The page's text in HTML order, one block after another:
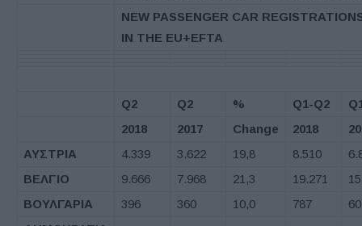
NEW PASSENGER CAR
IN THE EU+EFTA
Q2 Q2 % Q1-Q2
2018
2017 Change 2018
ΑΥΣΤΡΙΑ
4.339 3.622 19,8 8.510
ΒΕΛΓΙΟ
9.666 7.968 21,3 19.271
ΒΟΥΛΓΑΡΙΑ
396 360 10,0 787